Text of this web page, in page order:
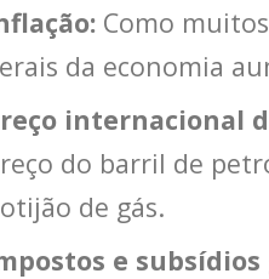
Como
da economia
internacional
do barril de
de gás.
e